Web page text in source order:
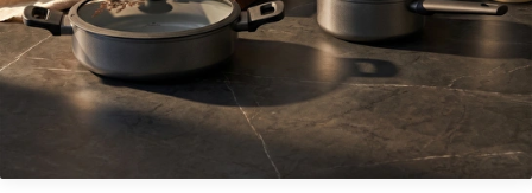
SEPETE GİT